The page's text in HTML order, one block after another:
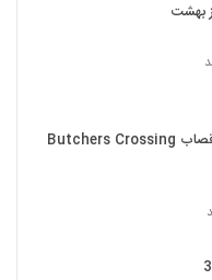
بهشت
گذرگاه قصاب Butchers Crossing